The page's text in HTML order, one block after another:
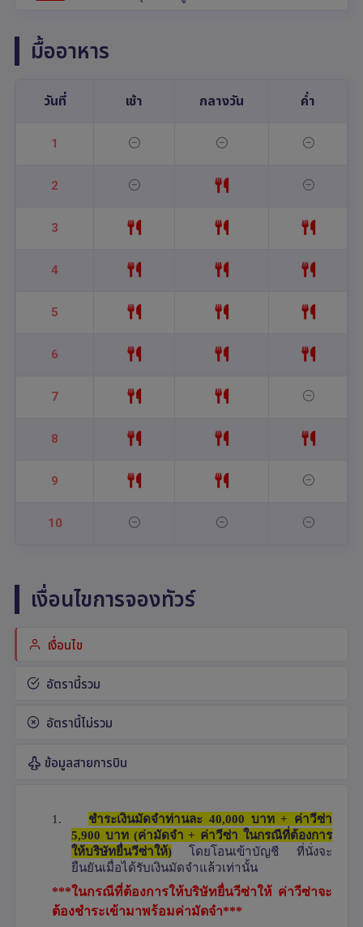
มื้ออาหาร
วันที่ เช้า กลางวัน ค่ำ
1
2
3
4
5
6
7
8
9
10
เงื่อนไขการจองทัวร์
เงื่อนไข
อัตรานี้รวม
อัตรานี้ไม่รวม
ข้อมูลสายการบิน
1. ชำระเงินมัดจำท่านละ 40,000 บาท + ค่าวีซ่า
5,900 บาท (ค่ามัดจำ + ค่าวีซ่า ในกรณีที่ต้องการ
ให้บริษัทยื่นวีซ่าให้)
โดยโอนเข้าบัญชี ที่นั่งจะ
ยืนยันเมื่อได้รับเงินมัดจำแล้วเท่านั้น
***ในกรณีที่ต้องการให้บริษัทยื่นวีซ่าให้ ค่าวีซ่าจะ
ต้องชำระเข้ามาพร้อมค่ามัดจำ***